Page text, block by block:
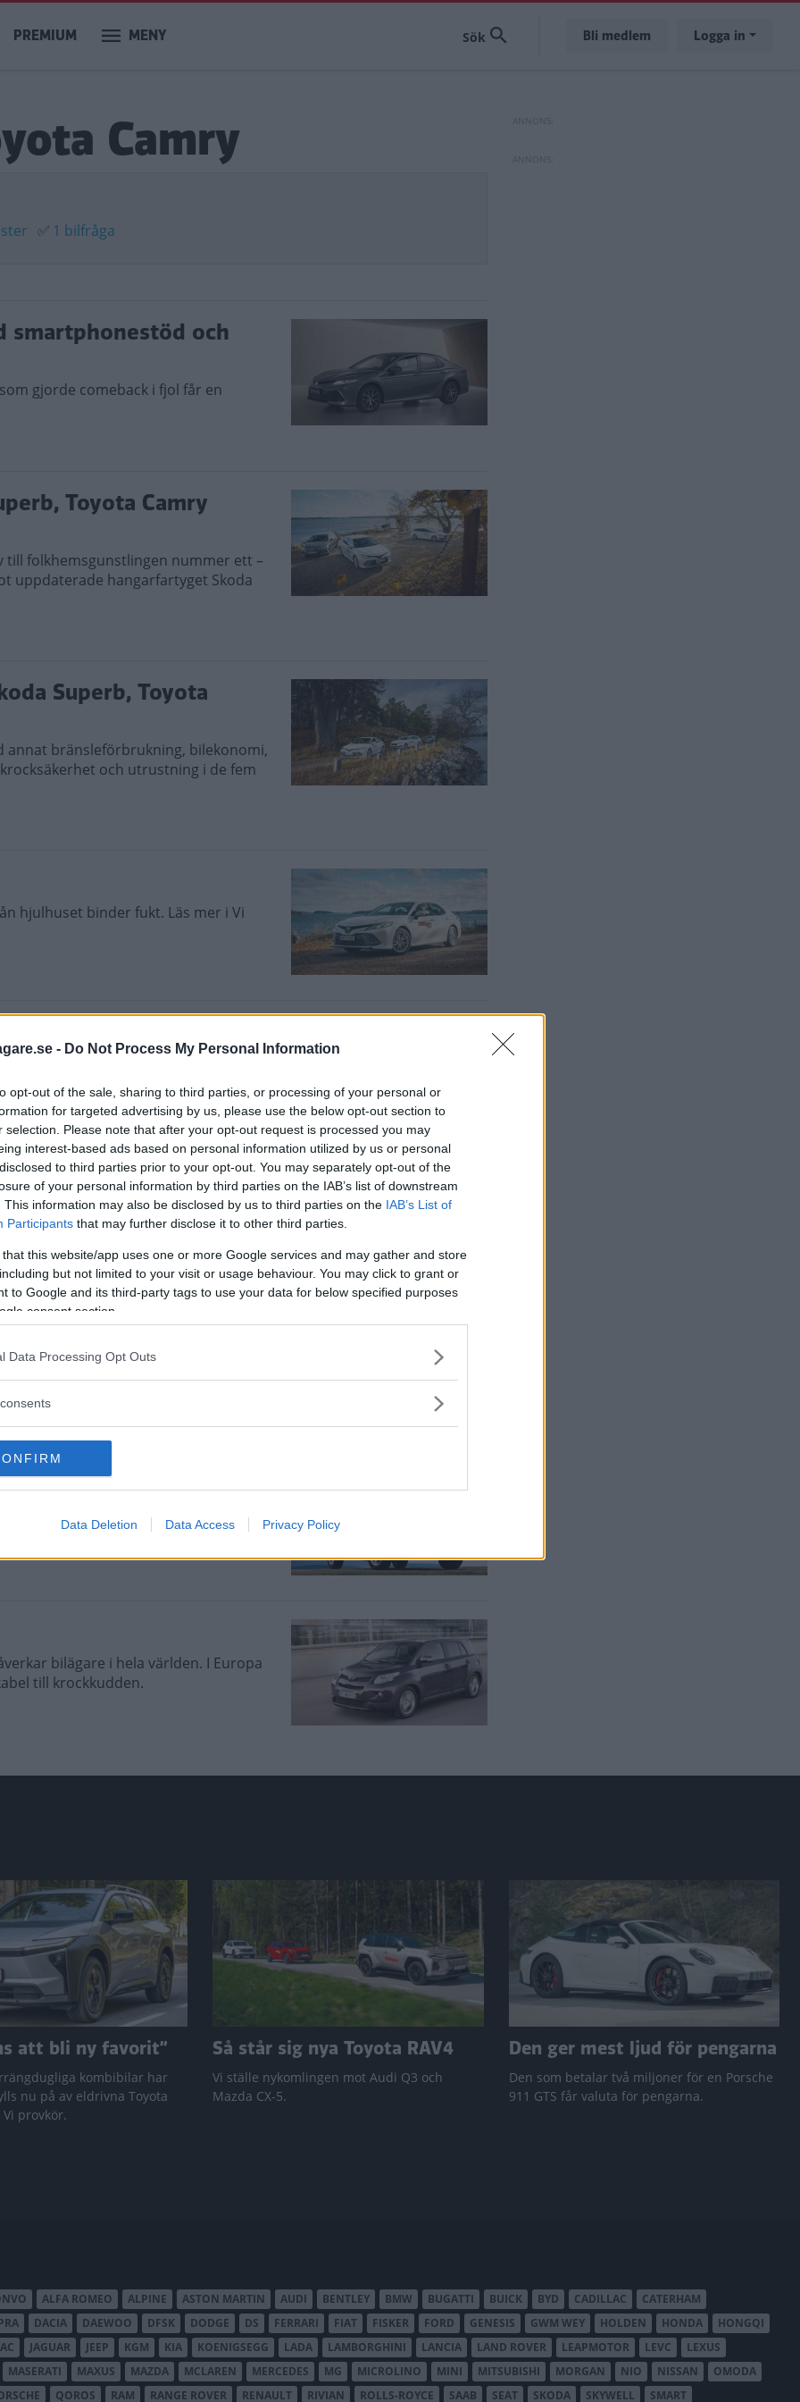
- Do Not Process My Personal Information
opt-out of the sale, sharing to third parties, or processing of your personal or
for targeted advertising by us, please use the below opt-out section to
selection. Please note that after your opt-out request is processed you may
interest-based ads based on personal information utilized by us or personal
to third parties prior to your opt-out. You may separately opt-out of the
of your personal information by third parties on the IAB’s list of downstream
This information may also be disclosed by us to third parties on the IAB’s List of
Participants that may further disclose it to other third parties.
that this website/app uses one or more Google services and may gather and store
but not limited to your visit or usage behaviour. You may click to grant or
to Google and its third-party tags to use your data for below specified purposes
consent section.
Data Processing Opt Outs
Data Deletion Data Access Privacy Policy
PREMIUM MENY Bli medlem Logga in
Camry
✅ 1 bilfråga
smartphonestöd och
gjorde comeback i fjol får en
Toyota Camry
folkhemsgunstlingen nummer ett –
uppdaterade hangarfartyget Skoda
Superb, Toyota
annat bränsleförbrukning, bilekonomi,
och utrustning i de fem
hjulhuset binder fukt. Läs mer i Vi
den stora sedanen Camry göra
kommer att bli en taxifavorit!
som förser elbilen med
Camry.
Camry i Kroatien. Här är första
en sådan dyr bil 2002 kunde
svarar.
bilägare i hela världen. I Europa
till krockkudden.
att bli ny favorit”
kombibilar har
nu på av eldrivna Toyota
provkör.
Så står sig nya Toyota RAV4
Vi ställe nykomlingen mot Audi Q3 och
Mazda CX-5.
Den ger mest ljud för pengarna
Den som betalar två miljoner för en Porsche
911 GTS får valuta för pengarna.
ALFA ROMEO ALPINE ASTON MARTIN AUDI BENTLEY BMW BUGATTI BUICK BYD CADILLAC
CATERHAM
DACIA DAEWOO DFSK DODGE DS FERRARI FIAT FISKER FORD GENESIS GWM WEY HOLDEN HONDA
HONGQI
JAGUAR JEEP KGM KIA KOENIGSEGG LADA LAMBORGHINI LANCIA LAND ROVER LEAPMOTOR LEVC
LEXUS
MASERATI MAXUS MAZDA MCLAREN MERCEDES MG MICROLINO MINI MITSUBISHI MORGAN NIO NISSAN
OMODA
QOROS RAM RANGE ROVER RENAULT RIVIAN ROLLS-ROYCE SAAB SEAT SKODA SKYWELL SMART